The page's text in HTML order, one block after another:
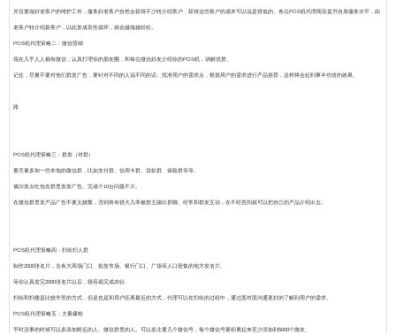
并且要做好老客户的维护工作，服务好老客户自然会获得不少转介绍客户，获得这些客户的成本可以说是很低的。各位POS机代理商应提升自身服务水平，由
老客户转介绍新客户，以此形成良性循环，就会越做越轻松。
POS机代理策略二：微信营销
现在几乎人人都有微信，认真打理你的朋友圈，和每位微信好友介绍你的POS机，讲解优势。
记住，尽量不要对他们群发广告，要针对不同的人说不同的话。找准用户的需求点，根据用户的需求进行产品推荐，这样将会起到事半功倍的效果。
路
POS机代理策略三：群发（对群）
要尽量多加一些本地的微信群，比如支付群、信用卡群、贷款群、保险群等等。
偶尔发点红包在群里发发广告。完成个10台问题不大。
在微信群里发产品广告不要太频繁，否则将有很大几率被群主踢出群聊。经常和群友互动，在不经意间就可以把自己的产品介绍出去。
POS机代理策略四：扫街扫人群
制作2000张名片，去各大商场门口、批发市场、银行门口、广场等人口密集的地方发名片。
等你认真发完2000张名片以后，很容易完成20台。
扫街和扫楼是比较辛苦的方式，但是也是和用户距离最近的方式，代理可以在扫街的过程中，通过面对面沟通更好的了解到用户的需求。
POS机代理策略五：大量爆粉
平时没事的时候可以多添加附近的人、微信群里的人。可以多注册几个微信号，每个微信号要积累起来至少添加到5000个微友。